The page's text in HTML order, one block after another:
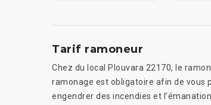
Tarif ramoneur
Chez du local Plouvara 22170, le
ramonage est obligatoire afin de vous
engendrer des incendies et